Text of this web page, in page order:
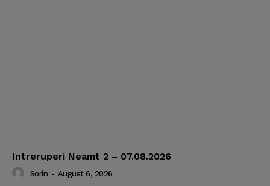
Intreruperi Neamt 2 – 07.08.2026
Sorin - August 6, 2026